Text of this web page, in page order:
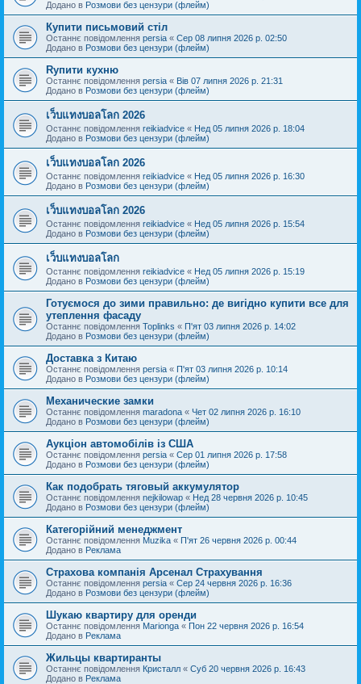
Додано в Розмови без цензури (флейм)
Купити письмовий стіл
Останнє повідомлення persia « Сер 08 липня 2026 р. 02:50
Додано в Розмови без цензури (флейм)
Rупити кухню
Останнє повідомлення persia « Вів 07 липня 2026 р. 21:31
Додано в Розмови без цензури (флейм)
เว็บแทงบอลโลก 2026
Останнє повідомлення reikiadvice « Нед 05 липня 2026 р. 18:04
Додано в Розмови без цензури (флейм)
เว็บแทงบอลโลก 2026
Останнє повідомлення reikiadvice « Нед 05 липня 2026 р. 16:30
Додано в Розмови без цензури (флейм)
เว็บแทงบอลโลก 2026
Останнє повідомлення reikiadvice « Нед 05 липня 2026 р. 15:54
Додано в Розмови без цензури (флейм)
เว็บแทงบอลโลก
Останнє повідомлення reikiadvice « Нед 05 липня 2026 р. 15:19
Додано в Розмови без цензури (флейм)
Готуємося до зими правильно: де вигідно купити все для
утеплення фасаду
Останнє повідомлення Toplinks « П'ят 03 липня 2026 р. 14:02
Додано в Розмови без цензури (флейм)
Доставка з Китаю
Останнє повідомлення persia « П'ят 03 липня 2026 р. 10:14
Додано в Розмови без цензури (флейм)
Механические замки
Останнє повідомлення maradona « Чет 02 липня 2026 р. 16:10
Додано в Розмови без цензури (флейм)
Аукціон автомобілів із США
Останнє повідомлення persia « Сер 01 липня 2026 р. 17:58
Додано в Розмови без цензури (флейм)
Как подобрать тяговый аккумулятор
Останнє повідомлення nejkilowap « Нед 28 червня 2026 р. 10:45
Додано в Розмови без цензури (флейм)
Категорійний менеджмент
Останнє повідомлення Muzika « П'ят 26 червня 2026 р. 00:44
Додано в Реклама
Страхова компанія Арсенал Страхування
Останнє повідомлення persia « Сер 24 червня 2026 р. 16:36
Додано в Розмови без цензури (флейм)
Шукаю квартиру для оренди
Останнє повідомлення Marionga « Пон 22 червня 2026 р. 16:54
Додано в Реклама
Жильцы квартиранты
Останнє повідомлення Кристалл « Суб 20 червня 2026 р. 16:43
Додано в Реклама